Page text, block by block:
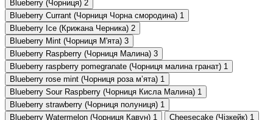
Blueberry (Чорниця) 2
Blueberry Currant (Чорниця Чорна смородина) 1
Blueberry Ice (Крижана Черника) 2
Blueberry Mint (Чорниця М'ята) 3
Blueberry Raspberry (Чорниця Малина) 3
Blueberry raspberry pomegranate (Чорниця малина гранат) 1
Blueberry rose mint (Чорниця роза мʼята) 1
Blueberry Sour Raspberry (Чорниця Кисла Малина) 1
Blueberry strawberry (Чорниця полуниця) 1
Blueberry Watermelon (Чорниця Кавун) 1 Cheesecake (Чізкейк) 1